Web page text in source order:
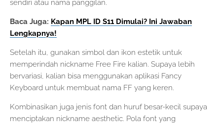
sendiri atau nama panggilan.
Baca Juga: Kapan MPL ID S11 Dimulai? Ini Jawaban
Lengkapnya!
Setelah itu, gunakan simbol dan ikon estetik untuk
memperindah nickname Free Fire kalian. Supaya lebih
bervariasi, kalian bisa menggunakan aplikasi Fancy
Keyboard untuk membuat nama FF yang keren.
Kombinasikan juga jenis font dan huruf besar-kecil supaya
menciptakan nickname aesthetic. Pola font yang